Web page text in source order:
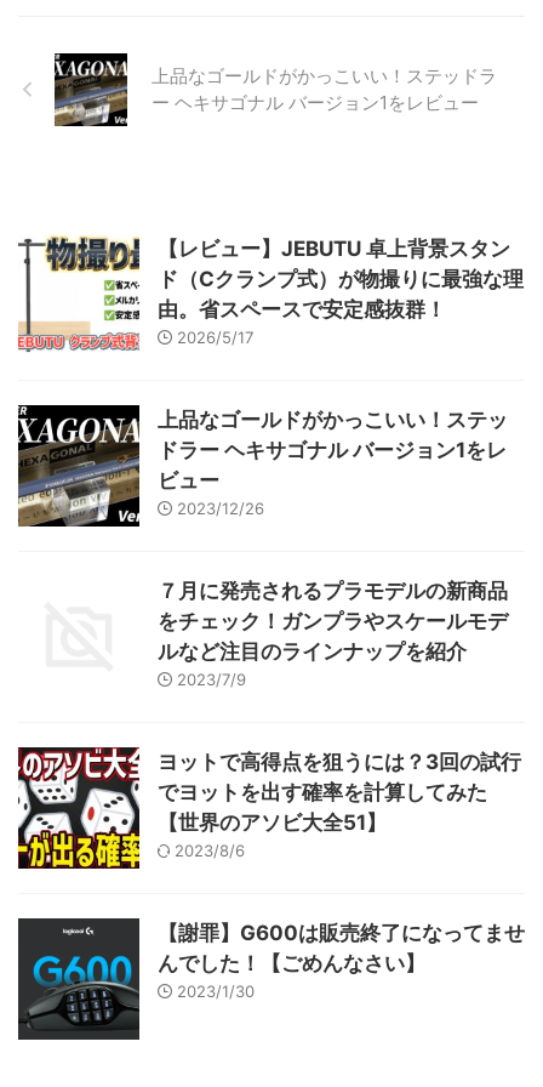
シ。 一時期COVID-19対策の需要
で入手困難だったアルコール関連
製品も、最近では店頭でも通販で
上品なゴールドがかっこいい！ステッドラ
ー ヘキサゴナル バージョン1をレビュー
【レビュー】JEBUTU 卓上背景スタン
ド（Cクランプ式）が物撮りに最強な理
由。省スペースで安定感抜群！
2026/5/17
上品なゴールドがかっこいい！ステッ
ドラー ヘキサゴナル バージョン1をレ
ビュー
2023/12/26
７月に発売されるプラモデルの新商品
をチェック！ガンプラやスケールモデ
ルなど注目のラインナップを紹介
2023/7/9
ヨットで高得点を狙うには？3回の試行
でヨットを出す確率を計算してみた
【世界のアソビ大全51】
2023/8/6
【謝罪】G600は販売終了になってませ
んでした！【ごめんなさい】
2023/1/30